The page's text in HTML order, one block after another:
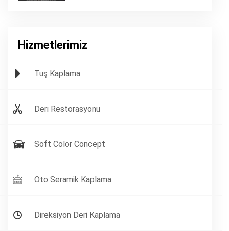
Hizmetlerimiz
Tuş Kaplama
Deri Restorasyonu
Soft Color Concept
Oto Seramik Kaplama
Direksiyon Deri Kaplama